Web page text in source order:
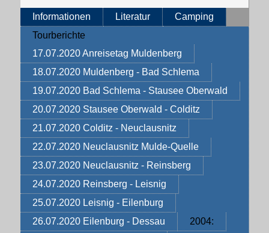
Informationen Literatur
Camping
Tourberichte
17.07.2020 Anreisetag Muldenberg
18.07.2020 Muldenberg - Bad Schlema
19.07.2020 Bad Schlema - Stausee Oberwald
20.07.2020 Stausee Oberwald - Colditz
21.07.2020 Colditz - Neuclausnitz
22.07.2020 Neuclausnitz Mulde-Quelle
23.07.2020 Neuclausnitz - Reinsberg
24.07.2020 Reinsberg - Leisnig
25.07.2020 Leisnig - Eilenburg
26.07.2020 Eilenburg - Dessau
2004: